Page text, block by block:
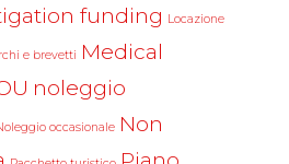
funding Locazione
e brevetti Medical
noleggio
occasionale Non